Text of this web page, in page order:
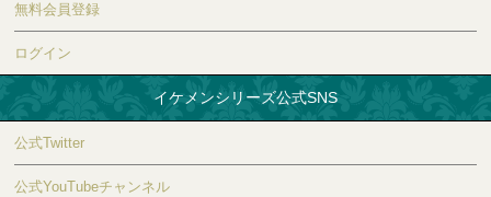
無料会員登録
ログイン
イケメンシリーズ公式SNS
公式Twitter
公式YouTubeチャンネル